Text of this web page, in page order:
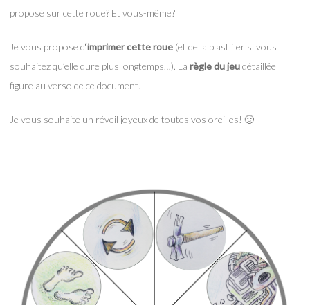
proposé sur cette roue? Et vous-même?
Je vous propose d‘imprimer cette roue (et de la plastifier si vous
souhaitez qu’elle dure plus longtemps…). La règle du jeudétaillée
figure au verso de ce document.
Je vous souhaite un réveil joyeux de toutes vos oreilles! 🙂